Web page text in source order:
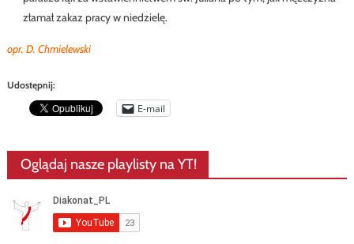
złamał zakaz pracy w niedzielę.
opr. D. Chmielewski
Udostępnij:
E-mail
Oglądaj nasze playlisty na YT!